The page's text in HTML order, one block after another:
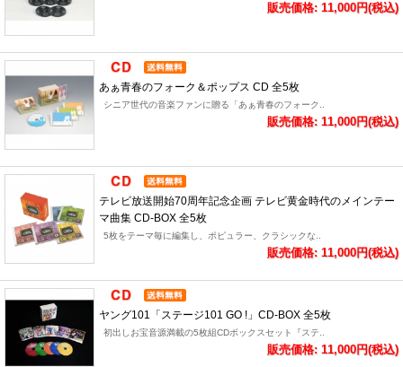
販売価格: 11,000円(税込)
あぁ青春のフォーク＆ポップス CD 全5枚
シニア世代の音楽ファンに贈る「あぁ青春のフォーク..
販売価格: 11,000円(税込)
テレビ放送開始70周年記念企画 テレビ黄金時代のメインテー
マ曲集 CD-BOX 全5枚
5枚をテーマ毎に編集し、ポピュラー、クラシックな..
販売価格: 11,000円(税込)
ヤング101「ステージ101 GO !」CD-BOX 全5枚
初出しお宝音源満載の5枚組CDボックスセット『ステ..
販売価格: 11,000円(税込)